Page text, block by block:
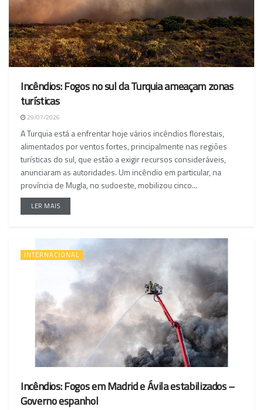
Incêndios: Fogos no sul da Turquia ameaçam zonas
turísticas
29/07/2026
A Turquia está a enfrentar hoje vários incêndios florestais,
alimentados por ventos fortes, principalmente nas regiões
turísticas do sul, que estão a exigir recursos consideráveis,
anunciaram as autoridades. Um incêndio em particular, na
província de Mugla, no sudoeste, mobilizou cinco...
LER MAIS
INTERNACIONAL
Incêndios: Fogos em Madrid e Ávila estabilizados –
Governo espanhol